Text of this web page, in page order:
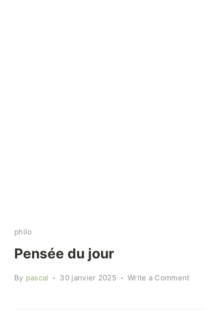
philo
Pensée du jour
By pascal 30 janvier 2025 Write a Commenton